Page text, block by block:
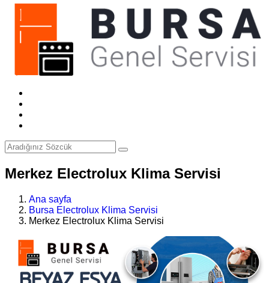
Merkez Electrolux Klima Servisi
Ana sayfa
Bursa Electrolux Klima Servisi
Merkez Electrolux Klima Servisi